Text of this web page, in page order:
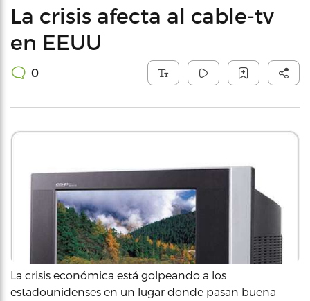
La crisis afecta al cable-tv
en EEUU
0
La crisis económica está golpeando a los
estadounidenses en un lugar donde pasan buena